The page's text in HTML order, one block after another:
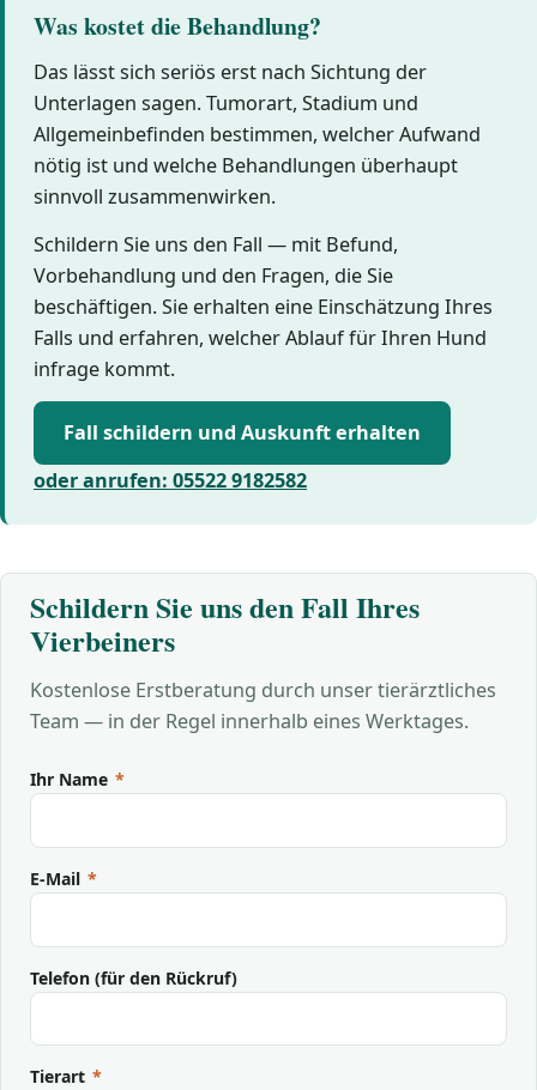
Was kostet die Behandlung?
Das lässt sich seriös erst nach Sichtung der
Unterlagen sagen. Tumorart, Stadium und
Allgemeinbefinden bestimmen, welcher Aufwand
nötig ist und welche Behandlungen überhaupt
sinnvoll zusammenwirken.
Schildern Sie uns den Fall — mit Befund,
Vorbehandlung und den Fragen, die Sie
beschäftigen. Sie erhalten eine Einschätzung Ihres
Falls und erfahren, welcher Ablauf für Ihren Hund
infrage kommt.
Fall schildern und Auskunft erhalten
oder anrufen: 05522 9182582
Schildern Sie uns den Fall Ihres
Vierbeiners
Kostenlose Erstberatung durch unser tierärztliches
Team — in der Regel innerhalb eines Werktages.
Ihr Name *
E-Mail *
Telefon (für den Rückruf)
Tierart *